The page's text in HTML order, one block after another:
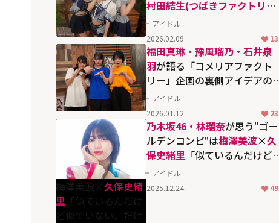
村田結生(つばきファクトリー)
が語る「行くつば」ラブソン
グ企画
アイドル
2026.02.09
13
福田真琳・豫風瑠乃・石井泉
羽が語る「コメリアファクト
リー」企画の裏側――アイデアの
発端から止まらない"お米愛"ま
で
アイドル
2026.01.12
23
梅澤美波×久保史緒
里 「似ているんだけ
ど似ていない。だけ
乃木坂46・林瑠奈が思う"ゴー
ルデンコンビ"は梅澤美波×久
保史緒里 「似ているんだけど
似ていない。だけど2人はつな
がってる」
アイドル
2025.12.24
49